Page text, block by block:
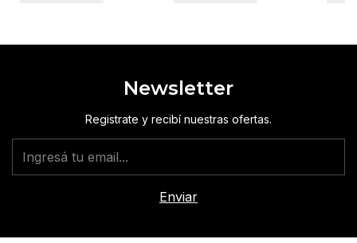
Newsletter
Registrate y recibí nuestras ofertas.